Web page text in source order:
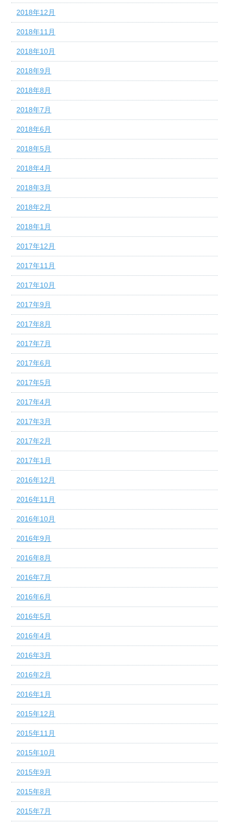
2018年12月
2018年11月
2018年10月
2018年9月
2018年8月
2018年7月
2018年6月
2018年5月
2018年4月
2018年3月
2018年2月
2018年1月
2017年12月
2017年11月
2017年10月
2017年9月
2017年8月
2017年7月
2017年6月
2017年5月
2017年4月
2017年3月
2017年2月
2017年1月
2016年12月
2016年11月
2016年10月
2016年9月
2016年8月
2016年7月
2016年6月
2016年5月
2016年4月
2016年3月
2016年2月
2016年1月
2015年12月
2015年11月
2015年10月
2015年9月
2015年8月
2015年7月